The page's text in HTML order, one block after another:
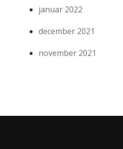
januar 2022
december 2021
november 2021